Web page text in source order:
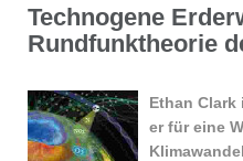
Technogene
Rundfunktheorie
Ethan
er für eine